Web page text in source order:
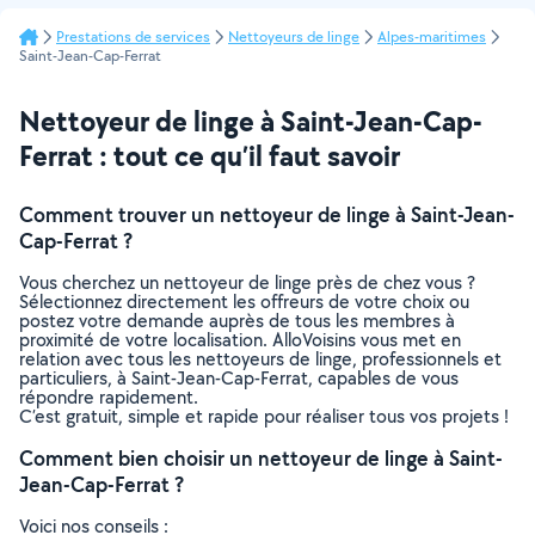
Prestations de services Nettoyeurs de linge
Alpes-maritimes
Saint-Jean-Cap-Ferrat
Nettoyeur de linge à Saint-Jean-Cap-
Ferrat : tout ce qu’il faut savoir
Comment trouver un nettoyeur de linge à Saint-Jean-
Cap-Ferrat ?
Vous cherchez un nettoyeur de linge près de chez vous ?
Sélectionnez directement les offreurs de votre choix ou
postez votre demande auprès de tous les membres à
proximité de votre localisation. AlloVoisins vous met en
relation avec tous les nettoyeurs de linge, professionnels et
particuliers, à Saint-Jean-Cap-Ferrat, capables de vous
répondre rapidement.
C’est gratuit, simple et rapide pour réaliser tous vos projets !
Comment bien choisir un nettoyeur de linge à Saint-
Jean-Cap-Ferrat ?
Voici nos conseils :